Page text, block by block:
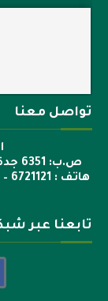
تواصل معنا
هاتف : 6721121 – 12 – 00966 فاكس : 6722600 – 12 – 00966
تابعنا عبر